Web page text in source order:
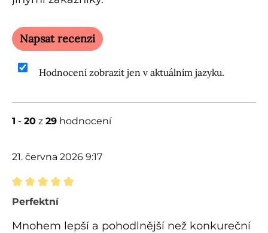
Napsat recenzi
Hodnocení zobrazit jen v aktuálním jazyku.
1 - 20 z 29 hodnocení
21. června 2026 9:17
Recenze s hodnocením 5 z 5 hvězd
Perfektní
Mnohem lepší a pohodlnější než konkureční